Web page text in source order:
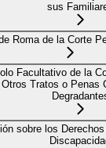
sus
Roma de la Corte
Facultativo de la
Tratos o Penas
sobre los